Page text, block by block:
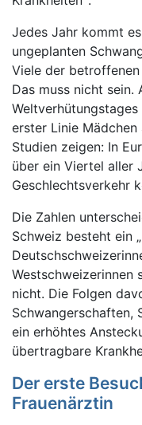
Jedes Jahr kommt
ungeplanten
Viele der
Das muss nicht sein.
erster Linie
Studien zeigen: In
über ein Viertel aller
Geschlechtsverkehr
Die Zahlen
Schweiz besteht ein
Westschweizerinnen
nicht. Die Folgen
Schwangerschaften,
ein erhöhtes
übertragbare
Der erste
Frauenärztin